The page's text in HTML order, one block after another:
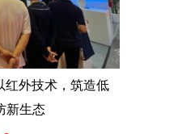
红外技术，筑造低
新生态